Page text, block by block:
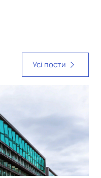
Усі пости